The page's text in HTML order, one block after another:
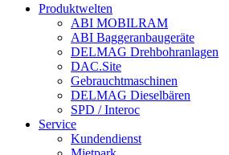
Produktwelten
ABI MOBILRAM
ABI Baggeranbaugeräte
DELMAG Drehbohranlagen
DAC.Site
Gebrauchtmaschinen
DELMAG Dieselbären
SPD / Interoc
Service
Kundendienst